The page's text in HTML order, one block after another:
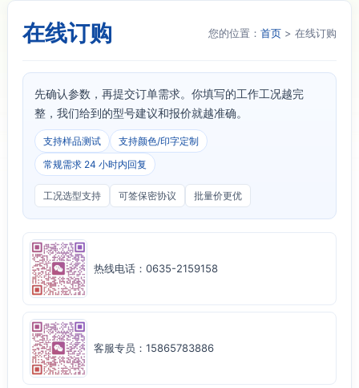
在线订购 您的位置：首页 > 在线订购
先确认参数，再提交订单需求。你填写的工作工况越完
整，我们给到的型号建议和报价就越准确。
支持样品测试
支持颜色/印字定制
常规需求 24 小时内回复
工况选型支持 可签保密协议 批量价更优
热线电话：0635-2159158
客服专员：15865783886